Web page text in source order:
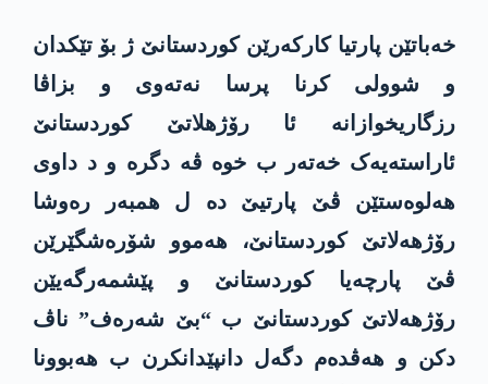
خەباتێن پارتیا کارکەرێن کوردستانێ ژ بۆ تێکدان
و شوولی کرنا پرسا نەتەوی و بزاڤا
رزگاریخوازانە ئا رۆژهلاتێ کوردستانێ
ئاراستەیەک خەتەر ب خوە ڤە دگرە و د داوی
هەلوەستێن ڤێ پارتیێ دە ل همبەر رەوشا
رۆژهەلاتێ کوردستانێ، هەموو شۆرەشگێرێن
ڤێ پارچەیا کوردستانێ و پێشمەرگەیێن
رۆژهەلاتێ کوردستانێ ب “بێ شەرەف” ناڤ
دکن و هەڤدەم دگەل دانپێدانکرن ب هەبوونا